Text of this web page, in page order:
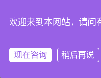
欢迎来到本网站，请问
现在咨询 稍后再说